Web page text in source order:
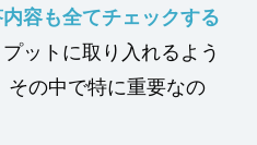
容も全てチェックする
ットに取り入れるよう
その中で特に重要なの